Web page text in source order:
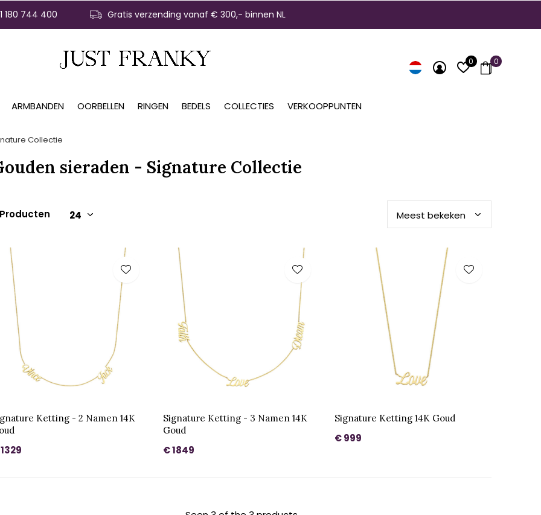
ARMBANDEN OORBELLEN RINGEN BEDELS COLLECTIES VERKOOPPUNTEN
0 0
180 744 400 Gratis verzending vanaf € 300,- binnen NL
Collectie
sieraden - Signature Collectie
Ketting - 2 Namen 14K
Signature Ketting - 3 Namen 14K
Goud
€ 1849
Signature Ketting 14K Goud
€ 999